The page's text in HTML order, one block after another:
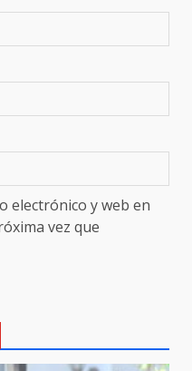
electrónico y web en
vez que